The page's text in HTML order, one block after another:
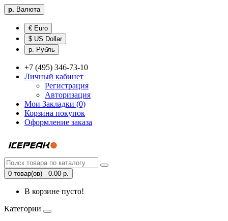
р. Валюта
€ Euro
$ US Dollar
р. Рубль
+7 (495) 346-73-10
Личный кабинет
Регистрация
Авторизация
Мои Закладки (0)
Корзина покупок
Оформление заказа
0 товар(ов) - 0.00 р.
В корзине пусто!
Категории